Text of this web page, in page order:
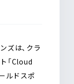
ズは、クラ
「Cloud
ルドスポ